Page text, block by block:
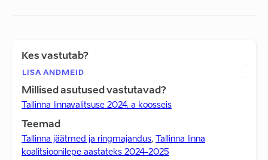
Kes vastutab?
LISA ANDMEID
Millised asutused vastutavad?
Tallinna linnavalitsuse 2024. a koosseis
Teemad
Tallinna jäätmed ja ringmajandus,
Tallinna linna
koalitsioonilepe aastateks 2024-2025